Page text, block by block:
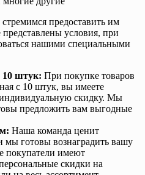
предоставить им
условия, при
нашими специальными
10 штук: При покупке товаров
с 10 штук, вы имеете
скидку. Мы
предложить вам выгодные
Наша команда ценит
мы готовы вознаградить вашу
покупатели имеют
скидки на